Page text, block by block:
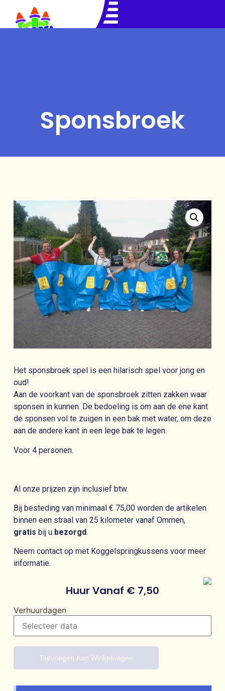
Sponsbroek
Het sponsbroek spel is een hilarisch spel voor jong en
oud!
Aan de voorkant van de sponsbroek zitten zakken waar
sponsen in kunnen. De bedoeling is om aan de ene kant
de sponsen vol te zuigen in een bak met water, om deze
aan de andere kant in een lege bak te legen.
Voor 4 personen.
Al onze prijzen zijn inclusief btw.
Bij besteding van minimaal € 75,00 worden de artikelen
binnen een straal van 25 kilometer vanaf Ommen,
gratis bij u bezorgd.
Neem contact op met Koggelspringkussens voor meer
informatie.
Huur Vanaf € 7,50
Verhuurdagen
Toevoegen Aan Winkelwagen